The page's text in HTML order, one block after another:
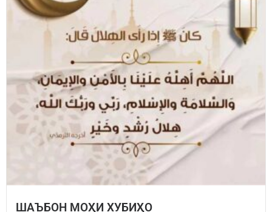
ШАЪБОН МОҲИ ХУБИҲО